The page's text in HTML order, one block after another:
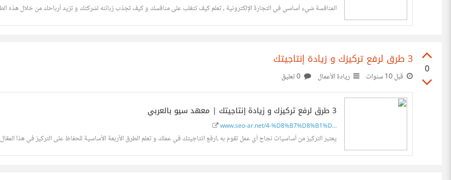
المنافسة شيء أساسي في التجارة الإلكترونية ، تعلم كيف تتغلب على منافسك و كيف تجذب زبائنه لشركتك و تزيد أرباحك من خلال هذه
0
3 طرق لرفع تركيزك و زيادة إنتاجيتك
قبل 10 سنوات ريادة الأعمال
3 طرق لرفع تركيزك و زيادة إنتاجيتك | معهد سيو بالعربي
www.seo-ar.net/4-%D8%B7%D8%B1%D...
يعتبر التركيز من أساسيات نجاح أي عمل تقوم به ،ارفع انتاجيتك في عملك و تعلم الطرق الأربعة الأساسية للحفاظ على التركيز في هذا المقال